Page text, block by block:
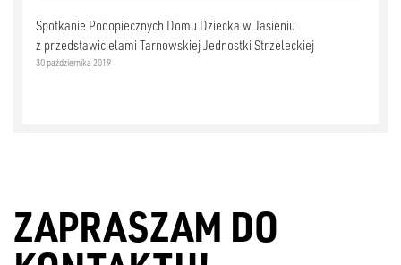
Spotkanie Podopiecznych Domu Dziecka w Jasieniu
z przedstawicielami Tarnowskiej Jednostki Strzeleckiej
30 października 2019
ZAPRASZAM DO